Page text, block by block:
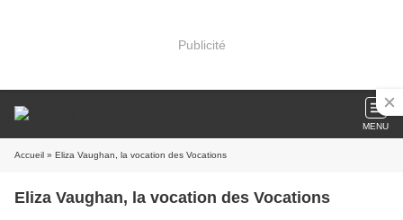
Publicité
MENU
Accueil » Eliza Vaughan, la vocation des Vocations
Eliza Vaughan, la vocation des Vocations